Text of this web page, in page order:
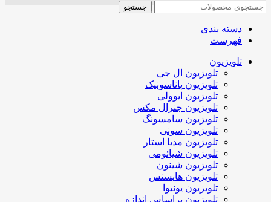
جستجو
دسته بندی
فهرست
تلویزیون
تلویزیون ال جی
تلویزیون پاناسونیک
تلویزیون ایوولی
تلویزیون جنرال مکس
تلویزیون سامسونگ
تلویزیون سونی
تلویزیون مدیا استار
تلویزیون شیائومی
تلویزیون شینون
تلویزیون هایسنس
تلویزیون یونیوا
تلویزیون براساس اندازه